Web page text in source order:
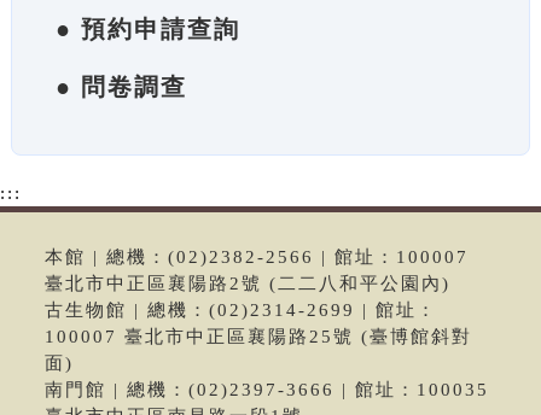
● 預約申請查詢
● 問卷調查
:::
本館 | 總機：(02)2382-2566 | 館址：100007
臺北市中正區襄陽路2號 (二二八和平公園內)
古生物館 | 總機：(02)2314-2699 | 館址：
100007 臺北市中正區襄陽路25號 (臺博館斜對
面)
南門館 | 總機：(02)2397-3666 | 館址：100035